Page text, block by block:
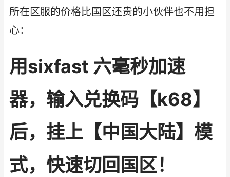
所在区服的价格比国区还贵的小伙伴也不用担
心：
用sixfast 六毫秒加速
器，输入兑换码【k68】
后，挂上【中国大陆】模
式，快速切回国区！